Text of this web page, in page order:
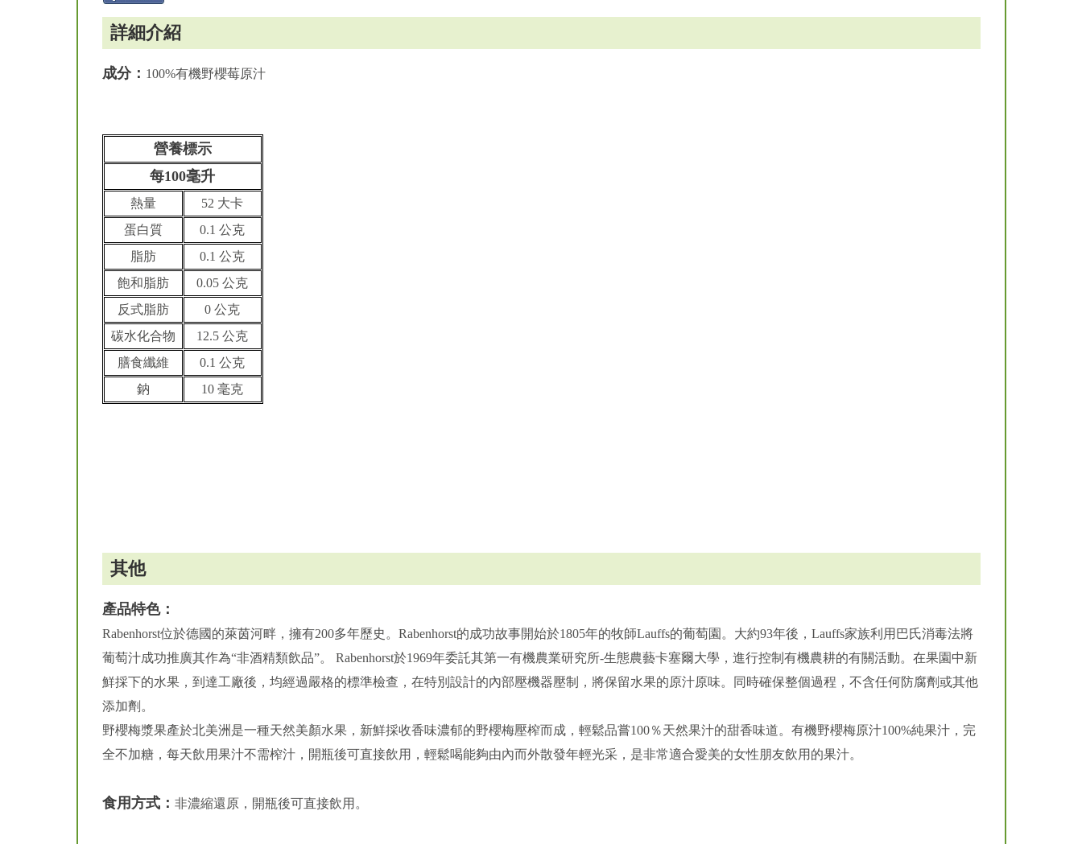
詳細介紹
成分： 100%有機野櫻莓原汁
營養標示
每100毫升
熱量
52 大卡
蛋白質
0.1 公克
脂肪
0.1 公克
飽和脂肪
0.05 公克
反式脂肪
0 公克
碳水化合物
12.5 公克
膳食纖維
0.1 公克
鈉
10 毫克
其他
產品特色：
Rabenhorst位於德國的萊茵河畔，擁有200多年歷史。Rabenhorst的成功故事開始於1805年的牧師Lauffs的葡萄園。大約93年後，Lauffs家族利用巴氏消毒法將
葡萄汁成功推廣其作為“非酒精類飲品”。 Rabenhorst於1969年委託其第一有機農業研究所-生態農藝卡塞爾大學，進行控制有機農耕的有關活動。在果園中新
鮮採下的水果，到達工廠後，均經過嚴格的標準檢查，在特別設計的內部壓機器壓制，將保留水果的原汁原味。同時確保整個過程，不含任何防腐劑或其他
添加劑。
野櫻梅漿果產於北美洲是一種天然美顏水果，新鮮採收香味濃郁的野櫻梅壓榨而成，輕鬆品嘗100％天然果汁的甜香味道。有機野櫻梅原汁100%純果汁，完
全不加糖，每天飲用果汁不需榨汁，開瓶後可直接飲用，輕鬆喝能夠由內而外散發年輕光采，是非常適合愛美的女性朋友飲用的果汁。
食用方式： 非濃縮還原，開瓶後可直接飲用。